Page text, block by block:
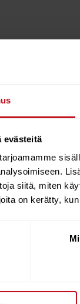
evästeitä
siitä, miten
on kerätty,